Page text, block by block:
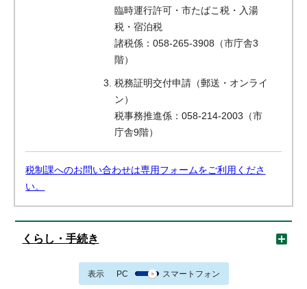
臨時運行許可・市たばこ税・入湯
税・宿泊税
諸税係：058-265-3908（市庁舎3
階）
税務証明交付申請（郵送・オンライ
ン）
税事務推進係：058-214-2003（市
庁舎9階）
税制課へのお問い合わせは専用フォームをご利用くださ
い。
くらし・手続き
表示 PC スマートフォン